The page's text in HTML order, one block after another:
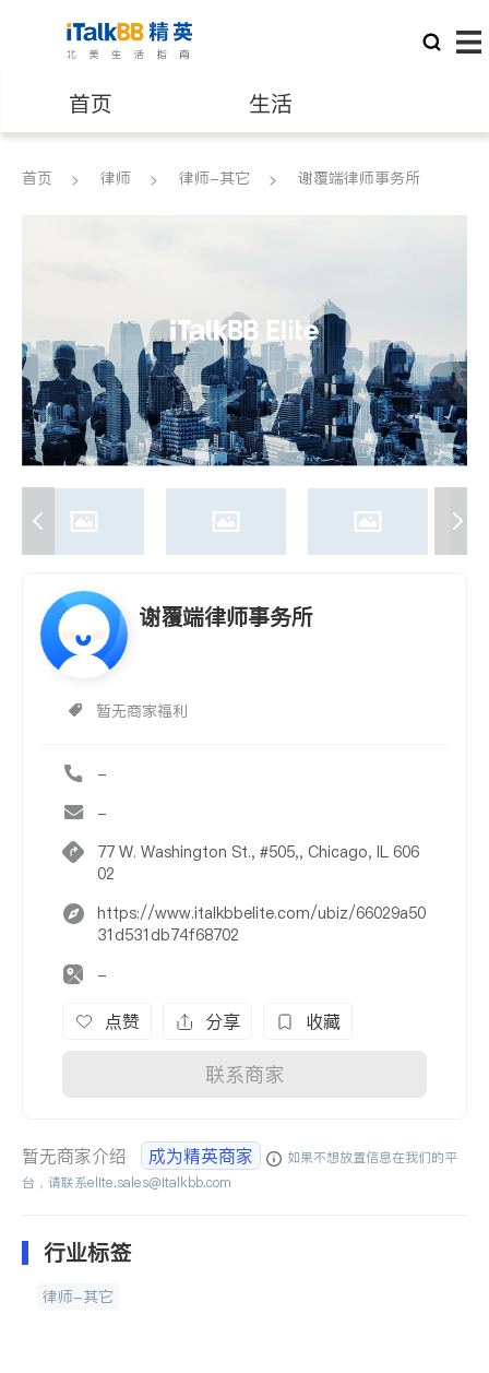
首页 生活
医生 律师
养老 非盈利组织
首页 律师 律师-其它 谢覆端律师事务所
谢覆端律师事务所
暂无商家福利
-
-
77 W. Washington St., #505,, Chicago, IL 606
02
https://www.italkbbelite.com/ubiz/66029a50
31d531db74f68702
-
点赞 分享 收藏
联系商家
暂无商家介绍 成为精英商家
如果不想放置信息在我们的平
台，请联系elite.sales@italkbb.com
行业标签
律师-其它